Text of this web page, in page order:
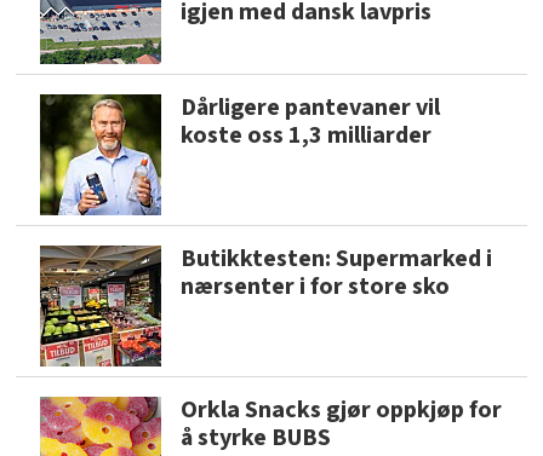
igjen med dansk lavpris
Dårligere pantevaner vil
koste oss 1,3 milliarder
Butikktesten: Supermarked i
nærsenter i for store sko
Orkla Snacks gjør oppkjøp for
å styrke BUBS